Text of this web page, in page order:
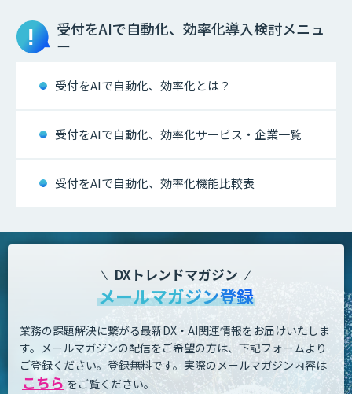
受付をAIで自動化、効率化導入検討メニュ
ー
受付をAIで自動化、効率化とは？
受付をAIで自動化、効率化サービス・企業一覧
受付をAIで自動化、効率化機能比較表
DXトレンドマガジン
メールマガジン登録
業務の課題解決に繋がる最新DX・AI関連情報をお届けいたしま
す。 メールマガジンの配信をご希望の方は、下記フォームより
ご登録ください。登録無料です。 実際のメールマガジン内容は
こちら をご覧ください。